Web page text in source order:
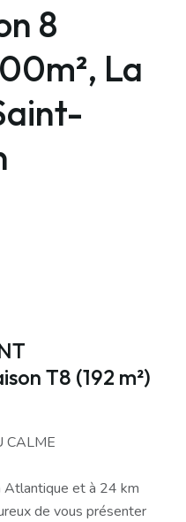
8
La
T8 (192 m²)
CALME
Atlantique et à 24 km
de vous présenter